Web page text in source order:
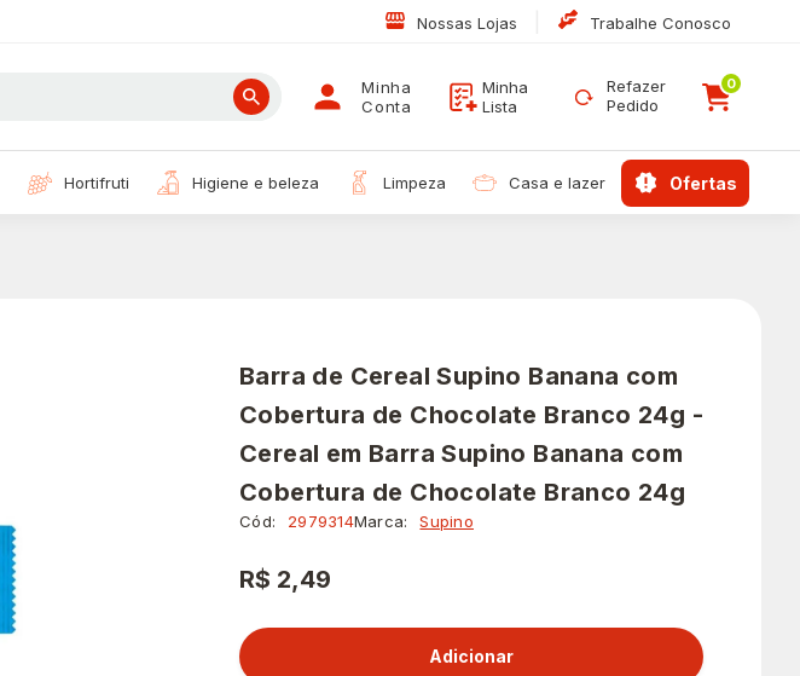
Nossas Lojas Trabalhe Conosco
Minha
Conta
Minha
Lista
Refazer
Pedido
0
hortifruti higiene e beleza limpeza casa e lazer ofertas
Barra de Cereal Supino Banana com
Cobertura de Chocolate Branco 24g -
Cereal em Barra Supino Banana com
Cobertura de Chocolate Branco 24g
Cód: 2979314Marca: Supino
R$ 2,49